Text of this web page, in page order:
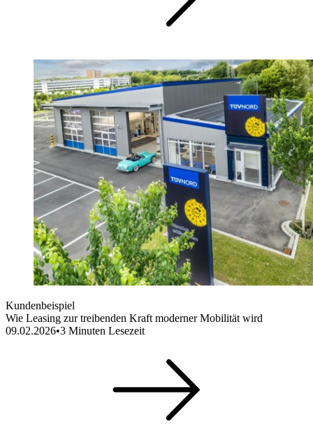
Kundenbeispiel
Wie Leasing zur treibenden Kraft moderner Mobilität wird
09.02.2026•3 Minuten Lesezeit